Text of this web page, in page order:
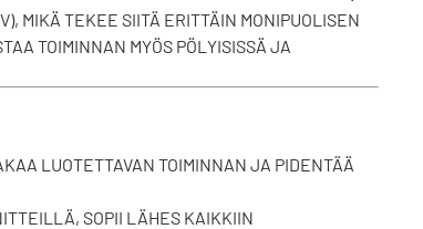
MIKÄ TEKEE SIITÄ ERITTÄIN MONIPUOLISEN
TOIMINNAN MYÖS PÖLYISISSÄ JA
LUOTETTAVAN TOIMINNAN JA PIDENTÄÄ
SOPII LÄHES KAIKKIIN